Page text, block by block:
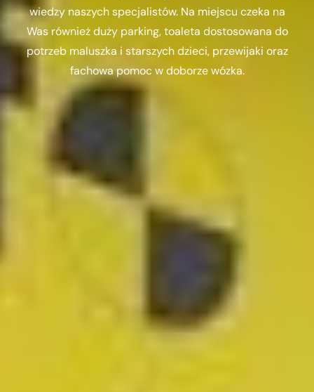
wiedzy naszych specjalistów. Na miejscu czeka na
Was również duży parking, toaleta dostosowana do
potrzeb maluszka i starszych dzieci, przewijaki oraz
fachowa pomoc w doborze wózka.